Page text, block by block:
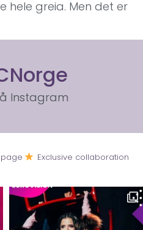
hele greia. Men det er
Instagram
Exclusive collaboration